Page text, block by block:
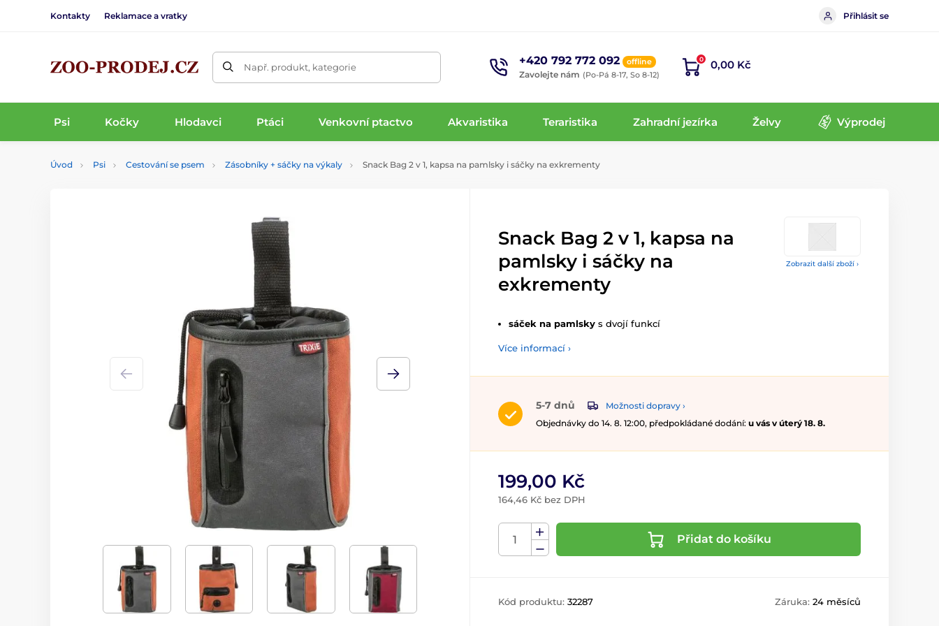
Kontakty Reklamace a vratky Přihlásit se
Např. produkt, kategorie +420 792 772 092 offline
Zavolejte nám (Po-Pá 8-17, So 8-12)
0 0,00 Kč
Psi Kočky Hlodavci Ptáci Venkovní ptactvo Akvaristika Teraristika Zahradní jezírka Želvy Výprodej
Úvod Psi Cestování se psem Zásobníky + sáčky na výkaly Snack Bag 2 v 1, kapsa na pamlsky i sáčky na exkrementy
Zobrazit další zboží ›
Snack Bag 2 v 1, kapsa na
pamlsky i sáčky na
exkrementy
sáček na pamlsky s dvojí funkcí
Více informací ›
5-7 dnů
Možnosti dopravy ›
Objednávky do 14. 8. 12:00, předpokládané dodání: u vás v úterý 18. 8.
199,00 Kč
164,46 Kč bez DPH
Přidat do košíku
Kód produktu: 32287 Záruka: 24 měsíců